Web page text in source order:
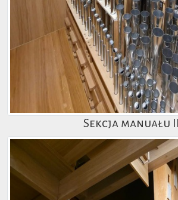
Sekcja manuału III